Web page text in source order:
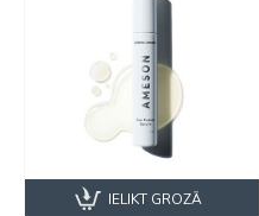
IELIKT GROZĀ